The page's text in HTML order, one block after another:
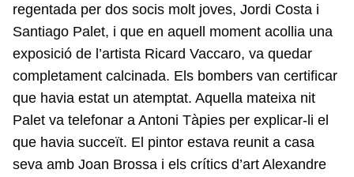
regentada per dos socis molt joves, Jordi Costa i
Santiago Palet, i que en aquell moment acollia una
exposició de l’artista Ricard Vaccaro, va quedar
completament calcinada. Els bombers van certificar
que havia estat un atemptat. Aquella mateixa nit
Palet va telefonar a Antoni Tàpies per explicar-li el
que havia succeït. El pintor estava reunit a casa
seva amb Joan Brossa i els crítics d’art Alexandre